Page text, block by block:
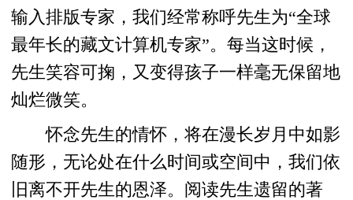
输入排版专家，我们经常称呼先生为“全球
最年长的藏文计算机专家”。每当这时候，
先生笑容可掬，又变得孩子一样毫无保留地
灿烂微笑。
怀念先生的情怀，将在漫长岁月中如影
随形，无论处在什么时间或空间中，我们依
旧离不开先生的恩泽。阅读先生遗留的著